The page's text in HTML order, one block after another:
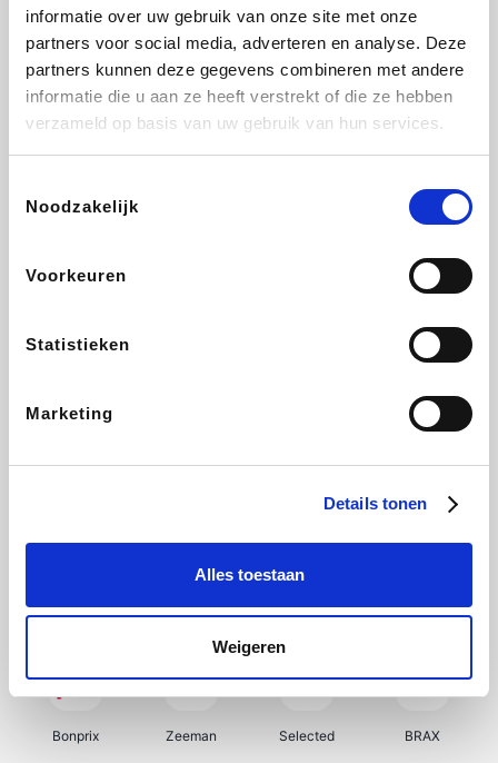
informatie over uw gebruik van onze site met onze
partners voor social media, adverteren en analyse. Deze
partners kunnen deze gegevens combineren met andere
informatie die u aan ze heeft verstrekt of die ze hebben
verzameld op basis van uw gebruik van hun services.
Noodzakelijk
Voorkeuren
Statistieken
Marketing
Details tonen
Alles toestaan
Weigeren
Sarenza Interhome Schiesser Bolt Energie
DeubaXXL
Ekoi About You
My Jewellery Tennis Point Samsung Delonghi
Bonprix Zeeman Selected BRAX